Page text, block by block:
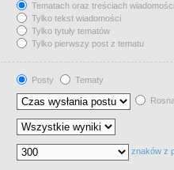
Tematach oraz treściach wiadomości
Tylko tekst wiadomości
Tylko tytuły tematów
Tylko pierwszy post z tematu
Posty
Tematy
znaków z